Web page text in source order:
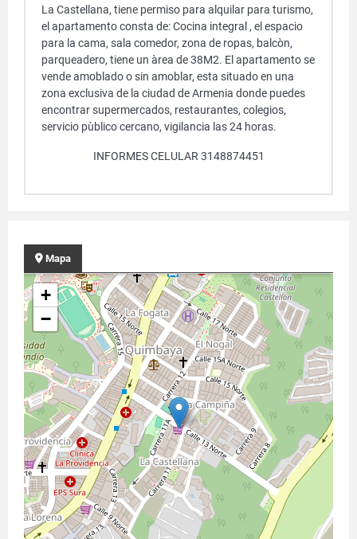
La Castellana, tiene permiso para alquilar para turismo,
el apartamento consta de: Cocina integral , el espacio
para la cama, sala comedor, zona de ropas, balcòn,
parqueadero, tiene un àrea de 38M2. El apartamento se
vende amoblado o sin amoblar, esta situado en una
zona exclusiva de la ciudad de Armenia donde puedes
encontrar supermercados, restaurantes, colegios,
servicio pùblico cercano, vigilancia las 24 horas.
INFORMES CELULAR 3148874451
Mapa
+
−